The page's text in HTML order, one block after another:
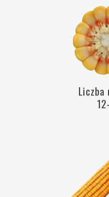
Liczba